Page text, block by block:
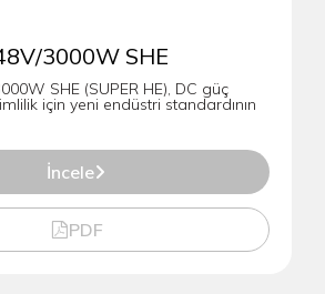
3000W SHE
SHE (SUPER HE), DC güç
için yeni endüstri standardının
İncele
PDF